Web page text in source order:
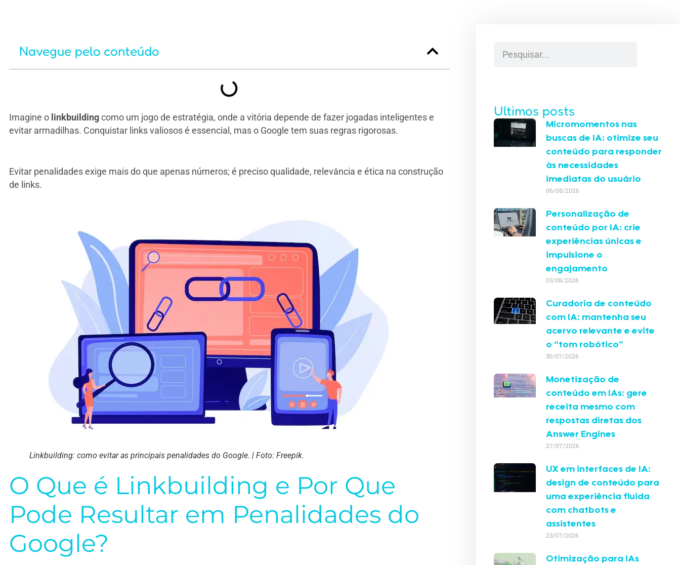
Navegue pelo conteúdo
Imagine o linkbuilding como um jogo de estratégia, onde a vitória depende de fazer jogadas inteligentes e
evitar armadilhas. Conquistar links valiosos é essencial, mas o Google tem suas regras rigorosas.
Evitar penalidades exige mais do que apenas números; é preciso qualidade, relevância e ética na construção
de links.
Linkbuilding: como evitar as principais penalidades do Google. | Foto: Freepik.
O Que é Linkbuilding e Por Que
Pode Resultar em Penalidades do
Google?
Ultimos posts
Micromomentos nas
buscas de IA: otimize seu
conteúdo para responder
às necessidades
imediatas do usuário
06/08/2026
Personalização de
conteúdo por IA: crie
experiências únicas e
impulsione o
engajamento
03/08/2026
Curadoria de conteúdo
com IA: mantenha seu
acervo relevante e evite
o “tom robótico”
30/07/2026
Monetização de
conteúdo em IAs: gere
receita mesmo com
respostas diretas dos
Answer Engines
27/07/2026
UX em interfaces de IA:
design de conteúdo para
uma experiência fluida
com chatbots e
assistentes
23/07/2026
Otimização para IAs